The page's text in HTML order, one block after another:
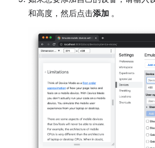
和高度，然后点击添加 。